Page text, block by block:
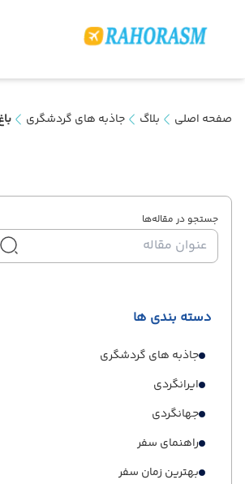
صفحه اصلی بلاگ جاذبه های گردشگری
جستجو در مقاله‌ها
دسته بندی ها
جاذبه های گردشگری
ایرانگردی
جهانگردی
راهنمای سفر
بهترین زمان سفر